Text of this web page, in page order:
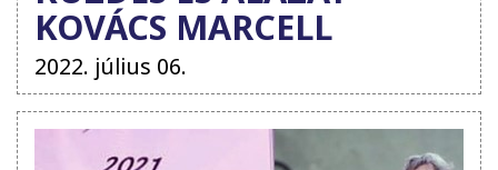
KOVÁCS MARCELL
JELSZAVA
2022. július 06.